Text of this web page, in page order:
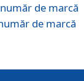
de marcă
de marcă